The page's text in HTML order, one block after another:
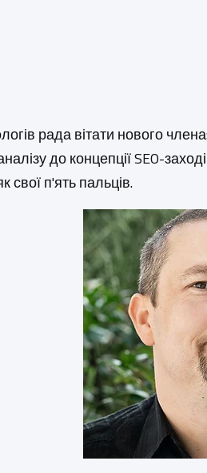
рада вітати нового
до концепції SEO-
свої п'ять пальців.